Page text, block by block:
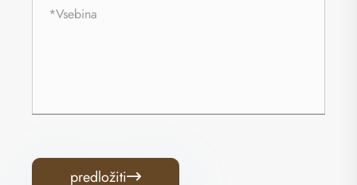
predložiti